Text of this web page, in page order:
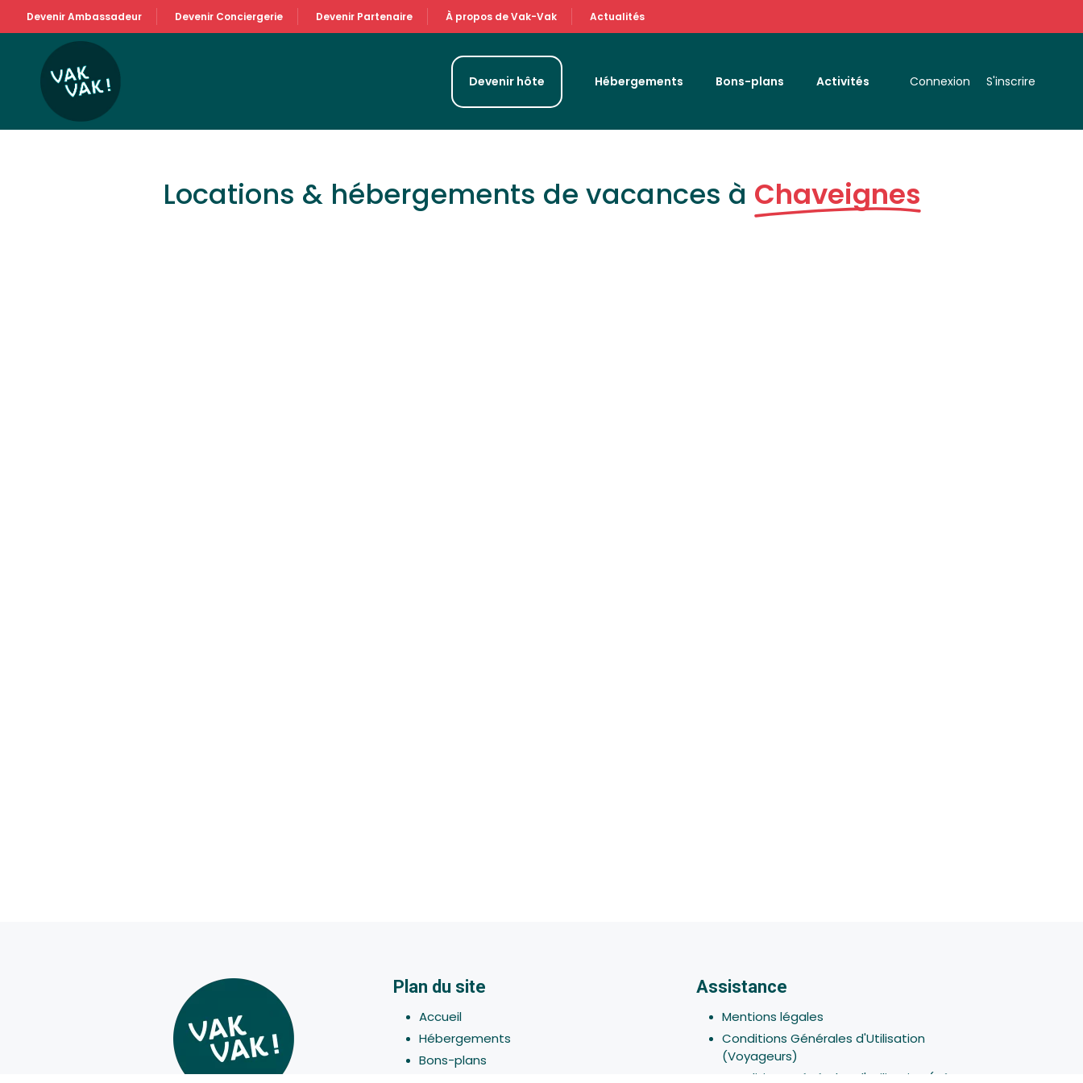
Devenir Ambassadeur Devenir Conciergerie Devenir Partenaire À propos de Vak-Vak Actualités
Devenir hôte Hébergements Bons-plans Activités Connexion S'inscrire
Locations & hébergements de vacances à Chaveignes
Plan du site
Accueil
Hébergements
Bons-plans
Assistance
Mentions légales
Conditions Générales d'Utilisation
(Voyageurs)
Conditions Générales d'Utilisation (Hôtes -